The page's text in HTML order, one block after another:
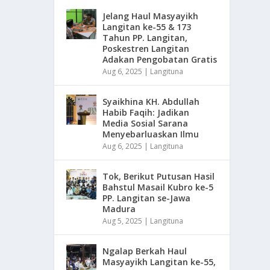
Jelang Haul Masyayikh
Langitan ke-55 & 173
Tahun PP. Langitan,
Poskestren Langitan
Adakan Pengobatan Gratis
Aug 6, 2025 | Langituna
Syaikhina KH. Abdullah
Habib Faqih: Jadikan
Media Sosial Sarana
Menyebarluaskan Ilmu
Aug 6, 2025 | Langituna
Tok, Berikut Putusan Hasil
Bahstul Masail Kubro ke-5
PP. Langitan se-Jawa
Madura
Aug 5, 2025 | Langituna
Ngalap Berkah Haul
Masyayikh Langitan ke-55,